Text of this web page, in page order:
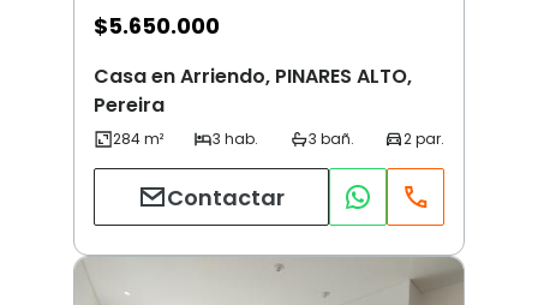
$5.650.000
Casa en Arriendo, PINARES ALTO,
Pereira
Contactar